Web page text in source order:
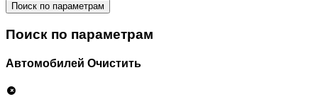
Поиск по параметрам
Поиск по параметрам
Автомобилей Очистить